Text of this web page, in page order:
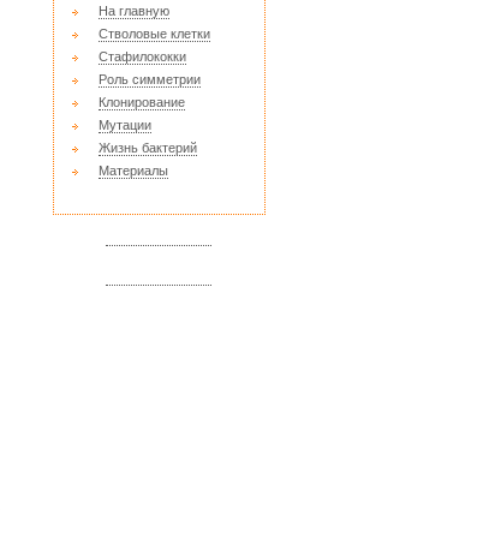
На главную
Стволовые клетки
Стафилококки
Роль симметрии
Клонирование
Мутации
Жизнь бактерий
Материалы